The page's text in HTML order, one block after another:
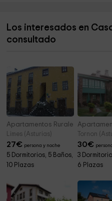
Parroquia de San Miguel de
Los interesados en
consultado
Apartamentos Rurales Ardaliz
Limes (Asturias)
27€ persona y noche
5 Dormitorios, 5 Baños,
10 Plazas
Tornon
30€
3
6 Plazas